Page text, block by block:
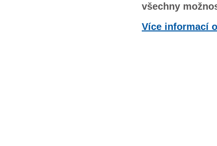
všechny
Více informací